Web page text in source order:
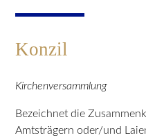
Konzil
Kirchenversammlung
Bezeichnet die
Amtsträgern oder/und